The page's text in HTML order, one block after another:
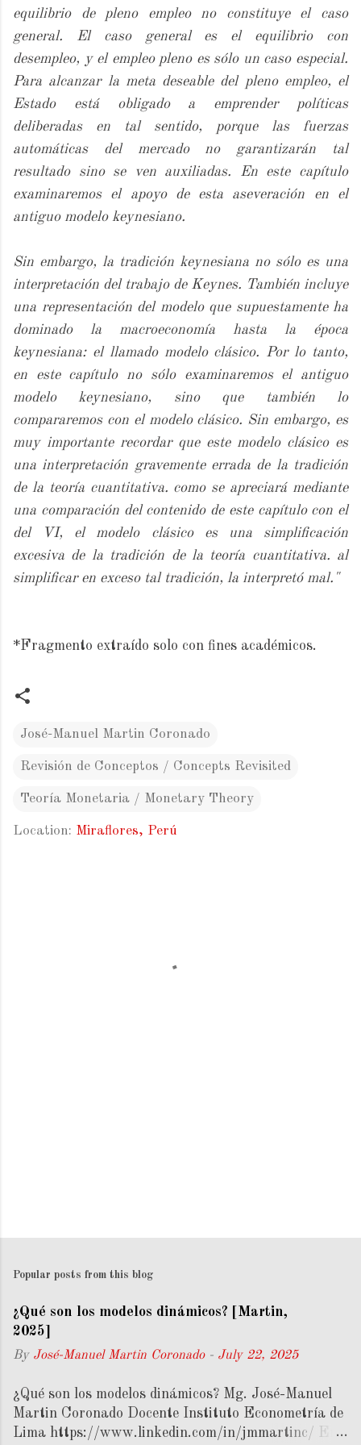
equilibrio de pleno empleo no constituye el caso
general. El caso general es el equilibrio con
desempleo, y el empleo pleno es sólo un caso especial.
Para alcanzar la meta deseable del pleno empleo, el
Estado está obligado a emprender políticas
deliberadas en tal sentido, porque las fuerzas
automáticas del mercado no garantizarán tal
resultado sino se ven auxiliadas. En este capítulo
examinaremos el apoyo de esta aseveración en el
antiguo modelo keynesiano.
Sin embargo, la tradición keynesiana no sólo es una
interpretación del trabajo de Keynes. También incluye
una representación del modelo que supuestamente ha
dominado la macroeconomía hasta la época
keynesiana: el llamado modelo clásico. Por lo tanto,
en este capítulo no sólo examinaremos el antiguo
modelo keynesiano, sino que también lo
compararemos con el modelo clásico. Sin embargo, es
muy importante recordar que este modelo clásico es
una interpretación gravemente errada de la tradición
de la teoría cuantitativa. como se apreciará mediante
una comparación del contenido de este capítulo con el
del VI, el modelo clásico es una simplificación
excesiva de la tradición de la teoría cuantitativa. al
simplificar en exceso tal tradición, la interpretó mal."
*Fragmento extraído solo con fines académicos.
José-Manuel Martin Coronado
Revisión de Conceptos / Concepts Revisited
Teoría Monetaria / Monetary Theory
Location: Miraflores, Perú
Popular posts from this blog
¿Qué son los modelos dinámicos? [Martin,
2025]
By José-Manuel Martin Coronado - July 22, 2025
¿Qué son los modelos dinámicos? Mg. José-Manuel
Martin Coronado Docente Instituto Econometría de
Lima https://www.linkedin.com/in/jmmartinc/ En